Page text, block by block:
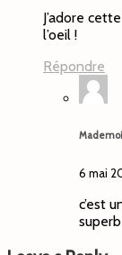
J’adore
l’oeil !
Répondre
6 mai
c’est